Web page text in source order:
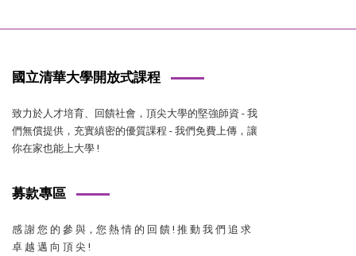
國立清華大學開放式課程
致力於人才培育、回饋社會，頂尖大學的堅強師資 - 我
們無償提供，充實縝密的優質課程 - 我們免費上傳，讓
你在家也能上大學 !
募款專區
感 謝 您 的 參 與，您 熱 情 的 回 饋 ! 推 動 我 們 追 求
卓 越 邁 向 頂 尖 !